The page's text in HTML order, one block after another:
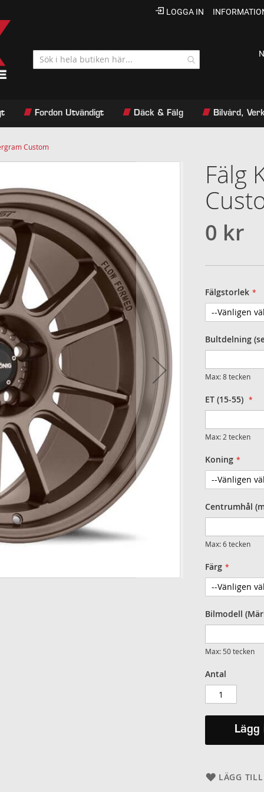
LOGGA IN
Fordon Utvändigt Däck & Fälg Bilvård,
Custom
Fälg
0 kr
Fälgstorlek
Bultdelning
Max: 8 tecken
ET (15-55)
Max: 2 tecken
Koning
Centrumhål
Max: 6 tecken
Färg
Bilmodell
Max: 50 tecken
Antal
Lägg
LÄGG